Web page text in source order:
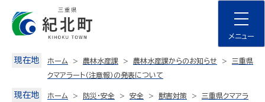
content
メニュー
現在地 ホーム 農林水産課 農林水産課からのお知らせ
三重県
クマアラート（注意報）の発表について
現在地 ホーム 防災・安全 安全 獣害対策
三重県クマアラ